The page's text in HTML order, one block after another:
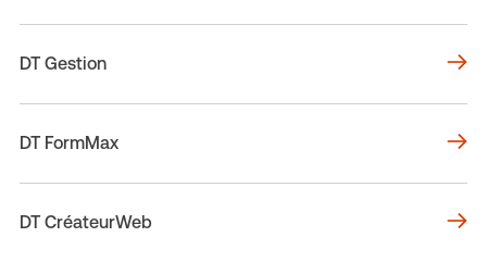
DT Gestion
DT FormMax
DT CréateurWeb